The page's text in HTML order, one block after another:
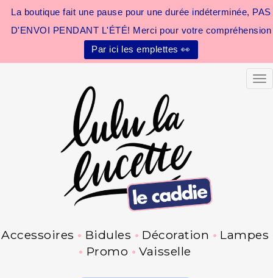
La boutique fait une pause pour une durée indéterminée, PAS
D'ENVOI PENDANT L'ÉTÉ! Merci pour votre compréhension
Par ici les emplettes 👀
Accessoires Bidules Décoration
Lampes
Promo
Vaisselle